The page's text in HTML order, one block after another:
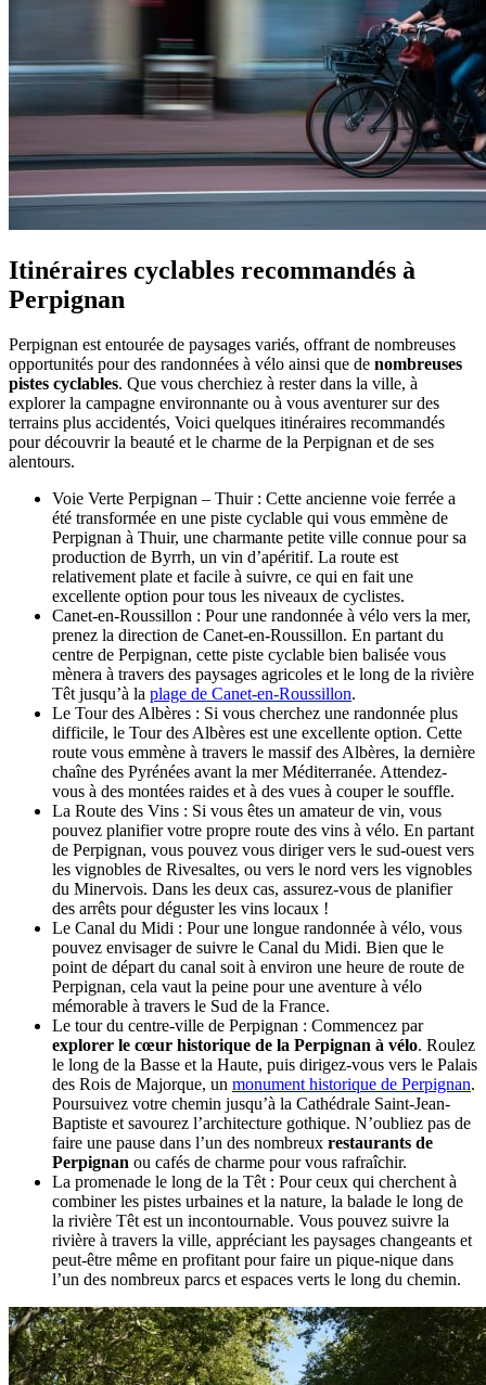
Itinéraires cyclables recommandés à
Perpignan
Perpignan est entourée de paysages variés, offrant de nombreuses
opportunités pour des randonnées à vélo ainsi que de nombreuses
pistes cyclables. Que vous cherchiez à rester dans la ville, à
explorer la campagne environnante ou à vous aventurer sur des
terrains plus accidentés, Voici quelques itinéraires recommandés
pour découvrir la beauté et le charme de la Perpignan et de ses
alentours.
Voie Verte Perpignan – Thuir : Cette ancienne voie ferrée a
été transformée en une piste cyclable qui vous emmène de
Perpignan à Thuir, une charmante petite ville connue pour sa
production de Byrrh, un vin d’apéritif. La route est
relativement plate et facile à suivre, ce qui en fait une
excellente option pour tous les niveaux de cyclistes.
Canet-en-Roussillon : Pour une randonnée à vélo vers la mer,
prenez la direction de Canet-en-Roussillon. En partant du
centre de Perpignan, cette piste cyclable bien balisée vous
mènera à travers des paysages agricoles et le long de la rivière
Têt jusqu’à la plage de Canet-en-Roussillon.
Le Tour des Albères : Si vous cherchez une randonnée plus
difficile, le Tour des Albères est une excellente option. Cette
route vous emmène à travers le massif des Albères, la dernière
chaîne des Pyrénées avant la mer Méditerranée. Attendez-
vous à des montées raides et à des vues à couper le souffle.
La Route des Vins : Si vous êtes un amateur de vin, vous
pouvez planifier votre propre route des vins à vélo. En partant
de Perpignan, vous pouvez vous diriger vers le sud-ouest vers
les vignobles de Rivesaltes, ou vers le nord vers les vignobles
du Minervois. Dans les deux cas, assurez-vous de planifier
des arrêts pour déguster les vins locaux !
Le Canal du Midi : Pour une longue randonnée à vélo, vous
pouvez envisager de suivre le Canal du Midi. Bien que le
point de départ du canal soit à environ une heure de route de
Perpignan, cela vaut la peine pour une aventure à vélo
mémorable à travers le Sud de la France.
Le tour du centre-ville de Perpignan : Commencez par
explorer le cœur historique de la Perpignan à vélo. Roulez
le long de la Basse et la Haute, puis dirigez-vous vers le Palais
des Rois de Majorque, un monument historique de Perpignan.
Poursuivez votre chemin jusqu’à la Cathédrale Saint-Jean-
Baptiste et savourez l’architecture gothique. N’oubliez pas de
faire une pause dans l’un des nombreux restaurants de
Perpignan ou cafés de charme pour vous rafraîchir.
La promenade le long de la Têt : Pour ceux qui cherchent à
combiner les pistes urbaines et la nature, la balade le long de
la rivière Têt est un incontournable. Vous pouvez suivre la
rivière à travers la ville, appréciant les paysages changeants et
peut-être même en profitant pour faire un pique-nique dans
l’un des nombreux parcs et espaces verts le long du chemin.